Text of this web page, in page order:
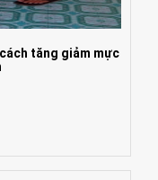
tăng giảm mực